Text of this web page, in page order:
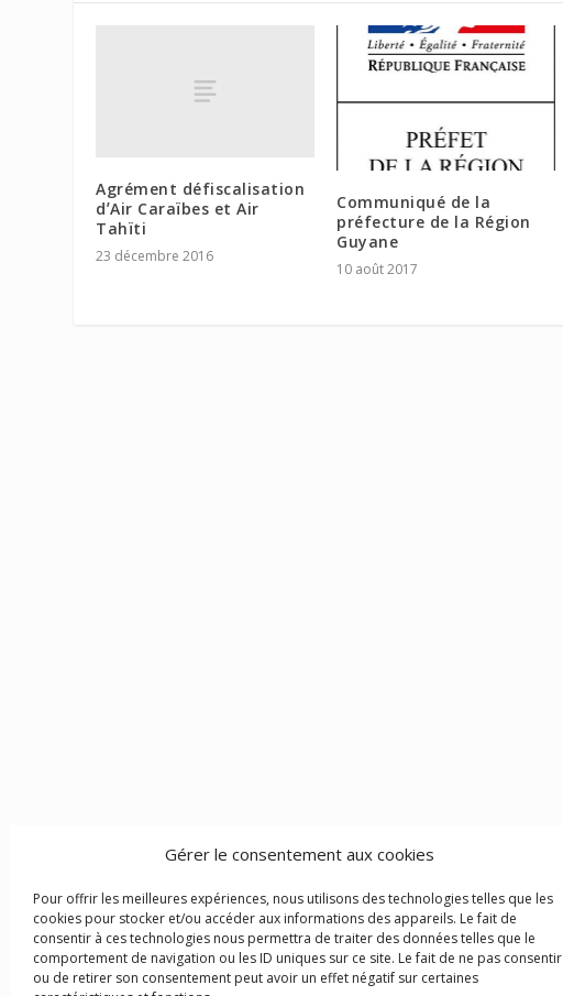
Gérer le consentement aux cookies
Pour offrir les meilleures expériences, nous utilisons des technologies telles que les
cookies pour stocker et/ou accéder aux informations des appareils. Le fait de
consentir à ces technologies nous permettra de traiter des données telles que le
comportement de navigation ou les ID uniques sur ce site. Le fait de ne pas consentir
ou de retirer son consentement peut avoir un effet négatif sur certaines
Agrément défiscalisation
dʼAir Caraïbes et Air
Tahïti
23 décembre 2016
Communiqué de la
préfecture de la Région
Guyane
10 août 2017